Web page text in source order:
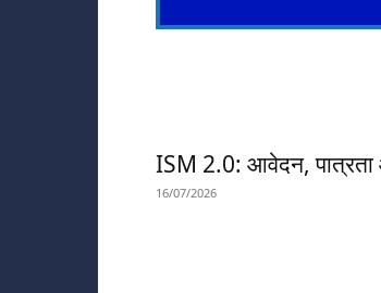
ISM 2.0: आवेदन, पात्रता
16/07/2026